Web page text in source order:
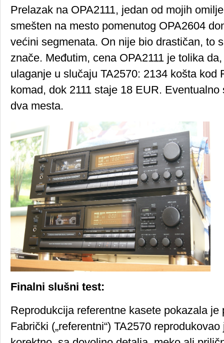
Prelazak na OPA2111, jedan od mojih
smešten na mesto pomenutog OPA2604
većini segmenata. On nije bio drastičan, to
znače. Međutim, cena OPA2111 je tolika
ulaganje u slučaju TA2570: 2134 košta kod
komad, dok 2111 staje 18 EUR.
dva mesta.
Finalni slušni test:
Reprodukcija referentne kasete pokazala
Fabrički („referentni“) TA2570